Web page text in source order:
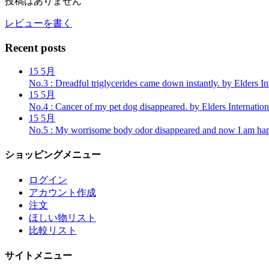
レビューを書く
Recent posts
15 5月
No.3 : Dreadful triglycerides came down instantly. by Elders
15 5月
No.4 : Cancer of my pet dog disappeared. by Elders
15 5月
No.5 : My worrisome body odor disappeared and now I am
ショッピングメニュー
ログイン
アカウント作成
注文
ほしい物リスト
比較リスト
サイトメニュー